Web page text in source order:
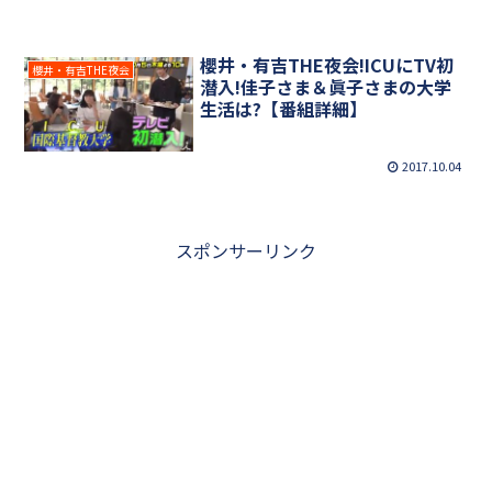
櫻井・有吉THE夜会
櫻井・有吉THE夜会!ICUにTV初
潜入!佳子さま＆眞子さまの大学
生活は?【番組詳細】
2017.10.04
スポンサーリンク